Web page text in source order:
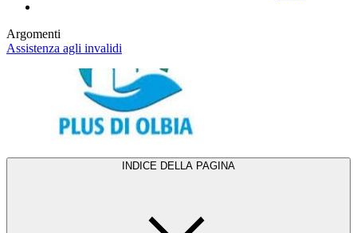
Argomenti
Assistenza agli invalidi
INDICE DELLA PAGINA